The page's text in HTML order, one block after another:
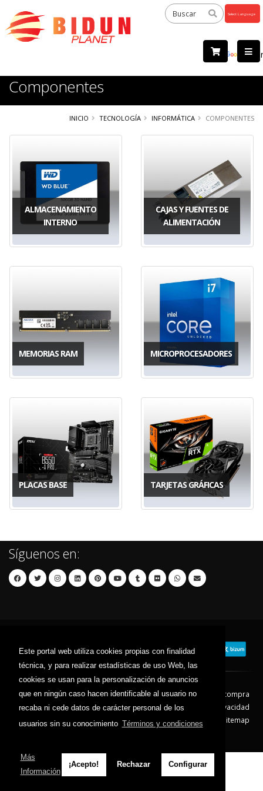
Este portal web utiliza cookies propias con finalidad
técnica, y para realizar estadísticas de uso Web, las
cookies se usan para la personalización de anuncios
que en ningún caso hacen identificable al usuario no
recaba ni cede datos de carácter personal de los
usuarios sin su conocimiento Términos y condiciones
Más
Información
¡Acepto! Rechazar Configurar
by
Componentes
INICIO TECNOLOGÍA INFORMÁTICA COMPONENTES
ALMACENAMIENTO
INTERNO
CAJAS Y FUENTES DE
ALIMENTACIÓN
MEMORIAS RAM MICROPROCESADORES
PLACAS BASE TARJETAS GRÁFICAS
Síguenos en:
Contacto Aviso Legal
Condiciones de compra
Política de envíos
Política de devolución
Política de Privacidad
Política de Cookies
Sitemap